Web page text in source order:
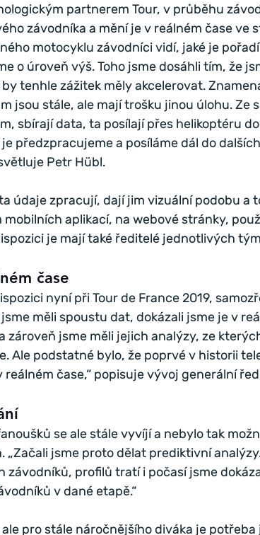
partnerem Tour, v průběhu
závodníka a mění je v reálném čase ve
motocyklu závodníci vidí, jaké je
o úroveň výš. Toho jsme dosáhli tím, že
tenhle zážitek měly akcelerovat.
jsou stále, ale mají trošku jinou úlohu. Ze
sbírají data, ta posílají přes helikoptéru
předzpracujeme a posíláme dál do
Petr Hübl.
údaje zpracují, dají jim vizuální podobu a
aplikací, na webové stránky,
je mají také ředitelé jednotlivých
čase
nyní při Tour de France 2019,
měli spoustu dat, dokázali jsme je v
zároveň jsme měli jejich analýzy, ze
Ale podstatné bylo, že poprvé v historii
čase,“ popisuje vývoj generální
se ale stále vyvíjí a nebylo tak
jsme proto dělat prediktivní
profilů tratí i počasí jsme
v dané etapě.“
pro stále náročnějšího diváka je potřeba